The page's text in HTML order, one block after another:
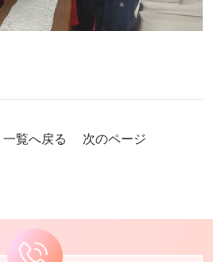
次のページ
一覧へ戻る